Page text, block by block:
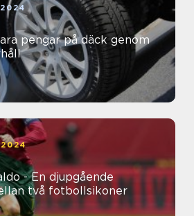
pengar på däck genom
- En djupgående
två fotbollsikoner